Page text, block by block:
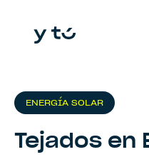
ENERGÍA SOLAR
Tejados en